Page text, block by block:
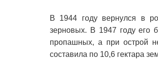
В 1944 году вернулся в
зерновых. В 1947 году его
пропашных, а при острой
составила по 10,6 гектара